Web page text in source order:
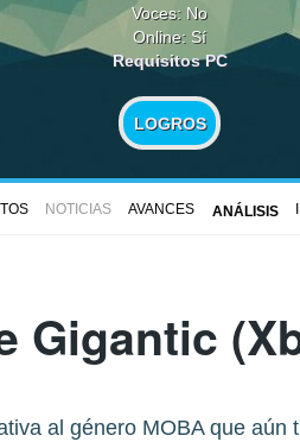
Voces: No
Online: Sí
Requisitos PC
LOGROS
NOTICIAS AVANCES ANÁLISIS
Gigantic
al género MOBA que aún